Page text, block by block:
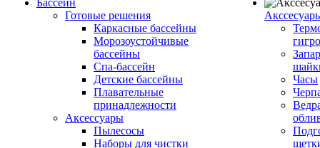
Бассейн
Готовые решения
Каркасные бассейны
Морозоустойчивые
бассейны
Спа-бассейн
Детские бассейны
Плавательные
принадлежности
Аксессуары
Пылесосы
Наборы для чистки
Часы